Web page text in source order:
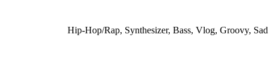
Hip-Hop/Rap, Synthesizer, Bass, Vlog, Groovy, Sad